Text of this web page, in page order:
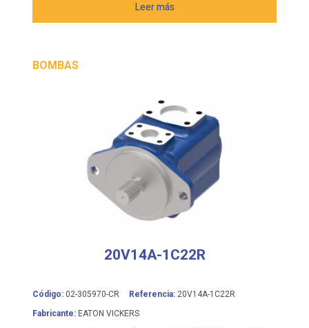
Leer más
BOMBAS
20V14A-1C22R
Código: 02-305970-CR Referencia: 20V14A-1C22R
Fabricante: EATON VICKERS